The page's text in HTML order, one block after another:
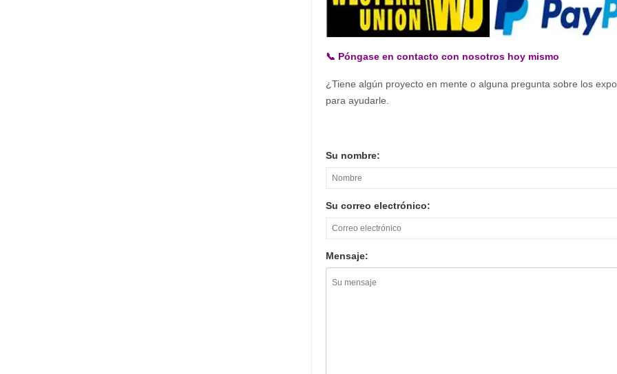
📞 Póngase en contacto con nosotros hoy mismo
¿Tiene algún proyecto en mente o alguna pregunta sobre los
para ayudarle.
Su nombre:
Su correo electrónico:
Mensaje: